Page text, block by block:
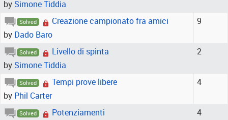
by Simone Tiddia
Solved
Creazione campionato fra amici
by Dado Baro
9
Solved
Livello di spinta
by Simone Tiddia
2
Solved
Tempi prove libere
by Phil Carter
4
Solved
Potenziamenti
4